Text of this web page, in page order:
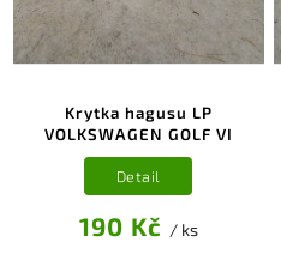
Krytka hagusu LP
VOLKSWAGEN GOLF VI
190 Kč / ks
Detail